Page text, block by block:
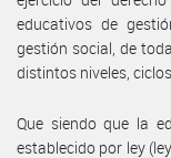
educativos de
gestión social, de
distintos niveles,
Que siendo que la
establecido por ley